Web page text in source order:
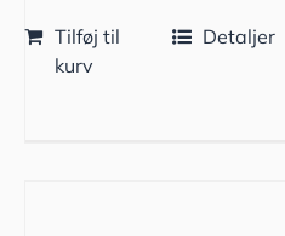
Tilføj til
kurv
Detaljer